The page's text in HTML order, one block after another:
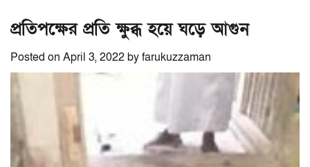
প্রতিপক্ষের প্রতি ক্ষুব্ধ হয়ে ঘড়ে আগুন
Posted on April 3, 2022byfarukuzzaman